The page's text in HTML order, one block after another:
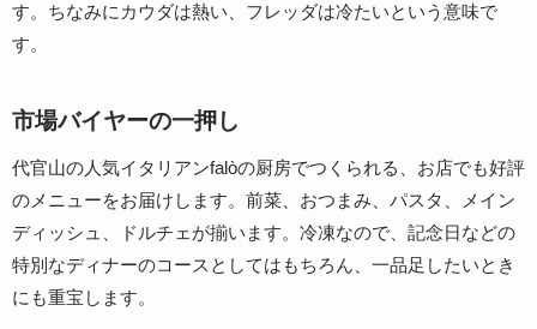
す。ちなみにカウダは熱い、フレッダは冷たいという意味で
す。
市場バイヤーの一押し
代官山の人気イタリアンfalòの厨房でつくられる、お店でも好評
のメニューをお届けします。前菜、おつまみ、パスタ、メイン
ディッシュ、ドルチェが揃います。冷凍なので、記念日などの
特別なディナーのコースとしてはもちろん、一品足したいとき
にも重宝します。